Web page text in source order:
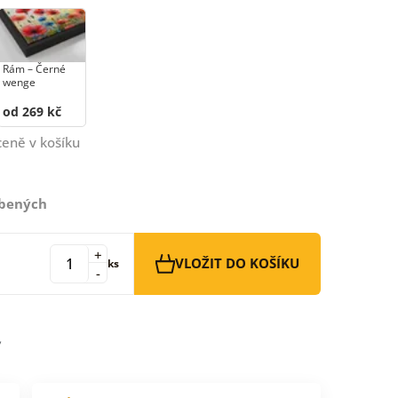
Rám –⁠⁠⁠⁠⁠⁠ Černé
wenge
od 269 kč
v košíku
-
+ ks VLOŽIT DO KOŠÍKU